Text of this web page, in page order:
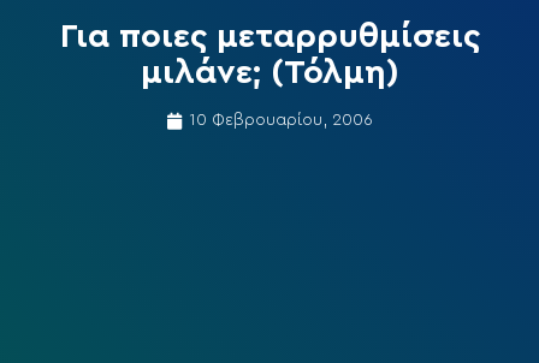
Για ποιες μεταρρυθμίσεις
μιλάνε; (Τόλμη)
10 Φεβρουαρίου, 2006